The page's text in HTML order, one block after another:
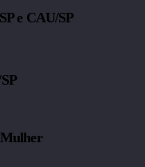
e CAU/SP